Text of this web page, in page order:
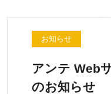
お知らせ
アンテ Web
のお知らせ